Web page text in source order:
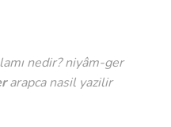
nedir? niyâm-ger
arapca nasil yazilir